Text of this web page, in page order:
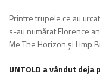
Printre trupele ce au
s-au numărat Florence
Me The Horizon și Limp
UNTOLD a vândut